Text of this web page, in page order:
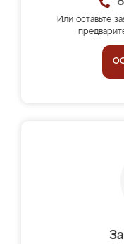
Или оставьте